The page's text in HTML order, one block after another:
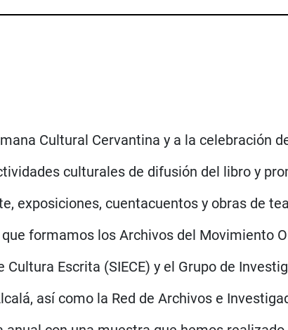
Cultural Cervantina y a la celebración
culturales de difusión del libro y
exposiciones, cuentacuentos y obras de
formamos los Archivos del Movimiento
Escrita (SIECE) y el Grupo de
así como la Red de Archivos e